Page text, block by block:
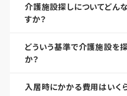
介護施設探しについてどん
すか？
どういう基準で介護施設を
か？
入居時にかかる費用はいく